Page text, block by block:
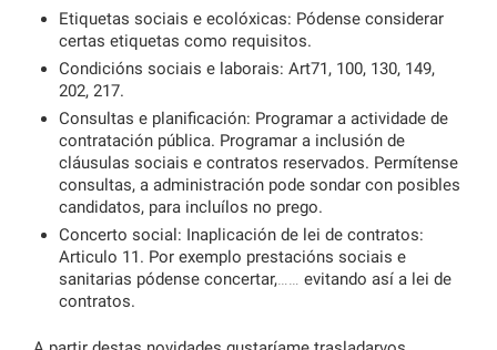
Etiquetas sociais e ecolóxicas: Pódense considerar
certas etiquetas como requisitos.
Condicións sociais e laborais: Art71, 100, 130, 149,
202, 217.
Consultas e planificación: Programar a actividade de
contratación pública. Programar a inclusión de
cláusulas sociais e contratos reservados. Permítense
consultas, a administración pode sondar con posibles
candidatos, para incluílos no prego.
Concerto social: Inaplicación de lei de contratos:
Articulo 11. Por exemplo prestacións sociais e
sanitarias pódense concertar,…… evitando así a lei de
contratos.